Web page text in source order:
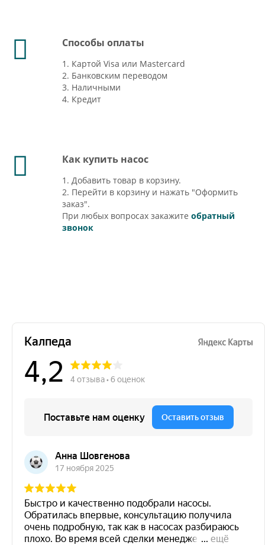
Способы оплаты
1. Картой Visa или Mastercard
2. Банковским переводом
3. Наличными
4. Кредит
Как купить насос
1. Добавить товар в корзину.
2. Перейти в корзину и нажать "Оформить
заказ".
При любых вопросах закажите обратный
звонок